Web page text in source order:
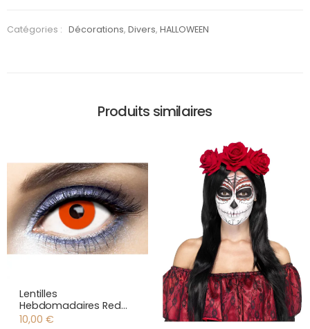
Michaël
Catégories : Décorations,Divers,HALLOWEEN
Produits similaires
Lentilles
Hebdomadaires Red
Out
10,00 €